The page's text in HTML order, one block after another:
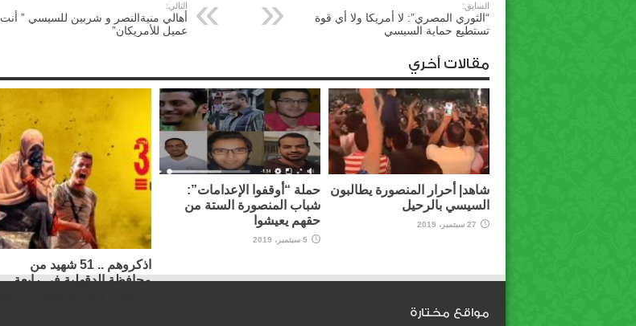
السابق:
“الثوري المصري”: لا أمريكا ولا أي قوة
تستطيع حماية السيسي
التالي:
أهالي منيةالنصر و شربين للسيسي ” أنت
عميل للأمريكان”
مقالات أخري
شاهد| أحرار المنصورة يطالبون
السيسي بالرحيل
27 سبتمبر، 2019
حملة “أوقفوا الإعدامات”:
شباب المنصورة الستة من
حقهم يعيشوا
5 سبتمبر، 2019
اذكروهم .. 51 شهيد من
محافظة الدقهلية في رابعة
مواقع مختارة